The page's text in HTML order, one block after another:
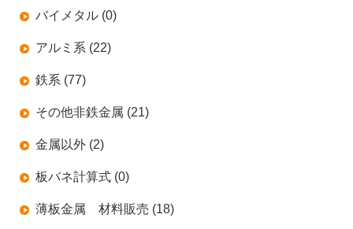
バイメタル (0)
アルミ系 (22)
鉄系 (77)
その他非鉄金属 (21)
金属以外 (2)
板バネ計算式 (0)
薄板金属 材料販売 (18)